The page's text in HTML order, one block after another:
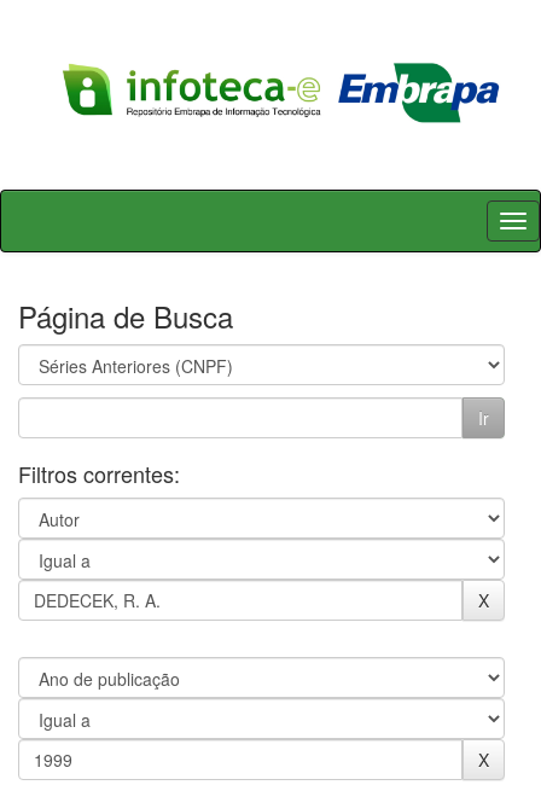
Skip
Página de Busca
Filtros correntes: